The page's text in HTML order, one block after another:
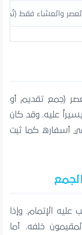
والعشاء فقط
(جمع تقديم أو
عليه. وقد كان
أسفاره كما ثبت
الإتمام. وإذا
خلفه. أما